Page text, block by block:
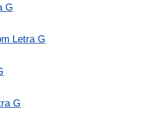
G
Letra G
G